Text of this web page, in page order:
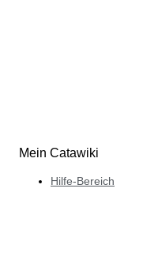
Mein Catawiki
Hilfe-Bereich